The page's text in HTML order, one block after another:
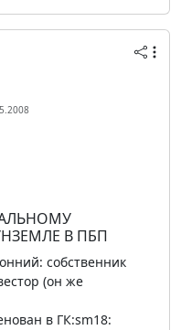
В ПБП
собственник
(он же
в ГК:sm18: